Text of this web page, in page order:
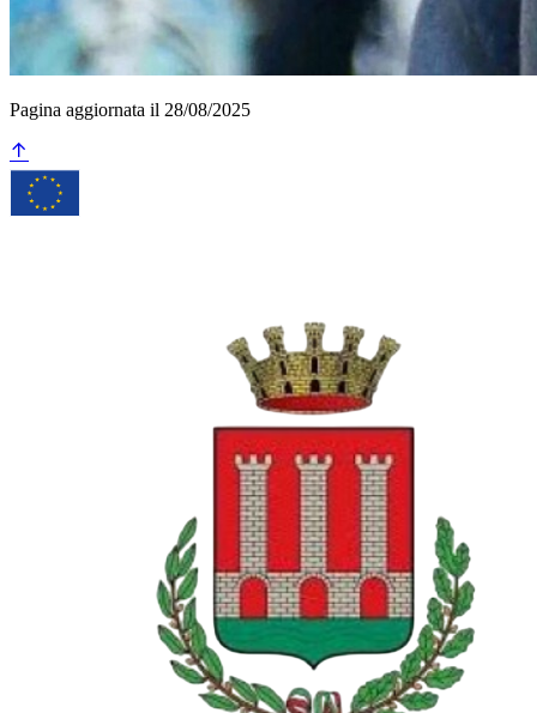
Pagina aggiornata il 28/08/2025